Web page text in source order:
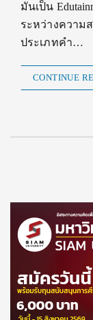
มันเป็น
ระหว่างความ
ประเภทคำ…
CONTINUE